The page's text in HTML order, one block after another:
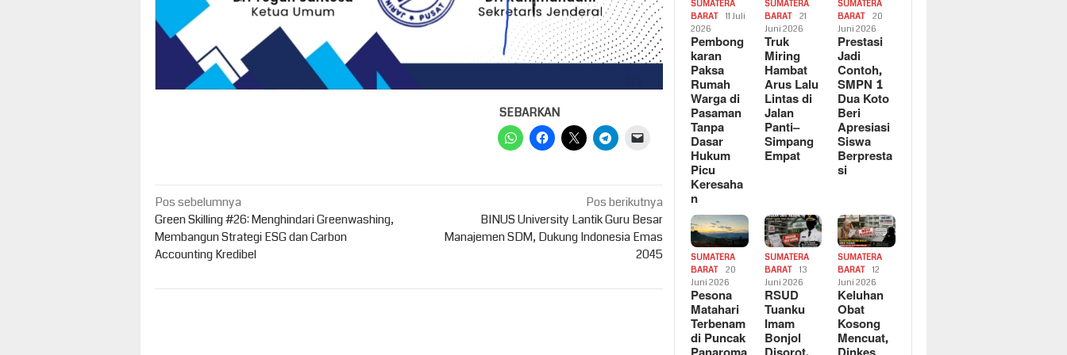
SEBARKAN
Navigasi
pos
Pos sebelumnya
Green Skilling #26: Menghindari Greenwashing,
Membangun Strategi ESG dan Carbon
Accounting Kredibel
Pos berikutnya
BINUS University Lantik Guru Besar
Manajemen SDM, Dukung Indonesia Emas
2045
SUMATERA
BARAT
11 Juli
2026
Pembong
karan
Paksa
Rumah
Warga di
Pasaman
Tanpa
Dasar
Hukum
Picu
Keresaha
n
SUMATERA
BARAT
21
Juni 2026
Truk
Miring
Hambat
Arus Lalu
Lintas di
Jalan
Panti–
Simpang
Empat
SUMATERA
BARAT
20
Juni 2026
Prestasi
Jadi
Contoh,
SMPN 1
Dua Koto
Beri
Apresiasi
Siswa
Berpresta
si
SUMATERA
BARAT
20
Juni 2026
Pesona
Matahari
Terbenam
di Puncak
SUMATERA
BARAT
13
Juni 2026
RSUD
Tuanku
Imam
Bonjol
SUMATERA
BARAT
12
Juni 2026
Keluhan
Obat
Kosong
Mencuat,